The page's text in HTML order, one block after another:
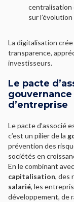
centralisation
sur
La digitalisation
transparence,
investisseurs.
Le pacte
d’entreprise
Le pacte d’associé
c’est un pilier de la
prévention des
sociétés en
En le combinant
capitalisation, des
salarié, les
développement, de